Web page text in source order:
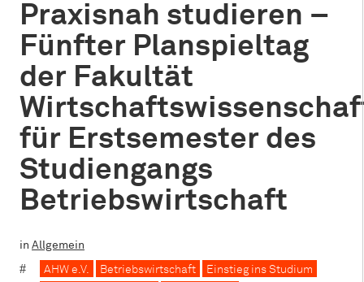
Praxisnah studieren –
Fünfter Planspieltag
der Fakultät
für Erstsemester des
Studiengangs
Betriebswirtschaft
in Allgemein
AHW e.V. Betriebswirtschaft
Einstieg ins Studium